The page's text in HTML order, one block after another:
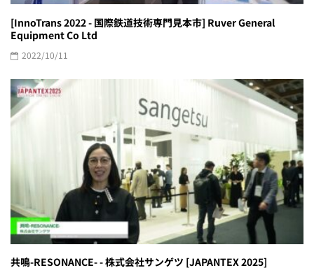
[InnoTrans 2022 - 国際鉄道技術専門見本市] Ruver General
Equipment Co Ltd
2022/10/11
共鳴-RESONANCE- - 株式会社サンゲツ [JAPANTEX 2025]